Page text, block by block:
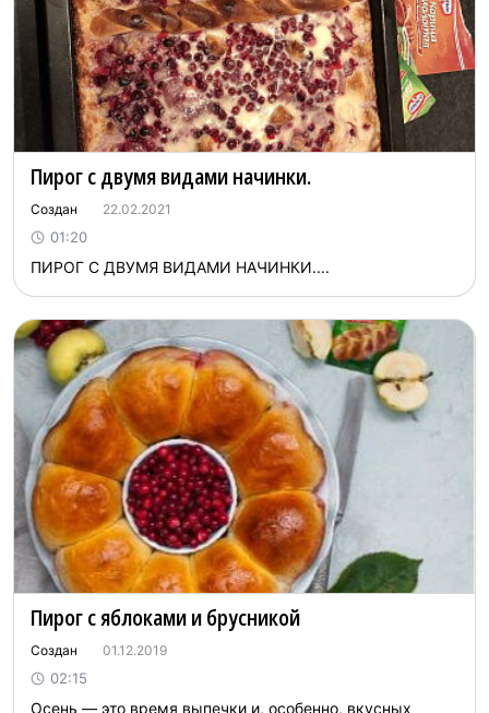
Пирог с двумя видами начинки.
Создан 22.02.2021
01:20
ПИРОГ С ДВУМЯ ВИДАМИ НАЧИНКИ....
Пирог с яблоками и брусникой
Создан 01.12.2019
02:15
Осень — это время выпечки и, особенно, вкусных